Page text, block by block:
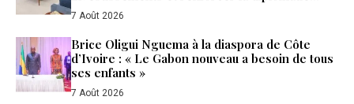
économique du Gabon
7 Août 2026
Brice Oligui Nguema à la diaspora de Côte
d’Ivoire : « Le Gabon nouveau a besoin de tous
ses enfants »
7 Août 2026